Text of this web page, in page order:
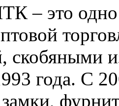
– это
скобяными
года. С